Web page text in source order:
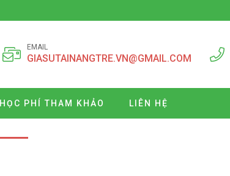
EMAIL
GIASUTAINANGTRE.VN@GMAIL.COM
HỌC PHÍ THAM KHẢO LIÊN HỆ